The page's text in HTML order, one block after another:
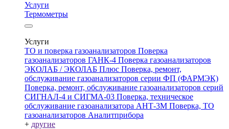
Услуги
Термометры
Услуги
ТО и поверка газоанализаторов Поверка
газоанализаторов ГАНК-4 Поверка газоанализаторов
ЭКОЛАБ / ЭКОЛАБ Плюс Поверка, ремонт,
обслуживание газоанализаторов серии ФП (ФАРМЭК)
Поверка, ремонт, обслуживание газоанализаторов серий
СИГНАЛ-4 и СИГМА-03 Поверка, техническое
обслуживание газоанализатора АНТ-3М Поверка, ТО
газоанализаторов Аналитприбора
+ другие